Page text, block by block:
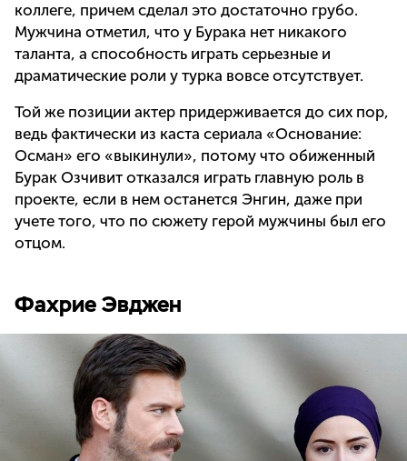
коллеге, причем сделал это достаточно грубо.
Мужчина отметил, что у Бурака нет никакого
таланта, а способность играть серьезные и
драматические роли у турка вовсе отсутствует.
Той же позиции актер придерживается до сих пор,
ведь фактически из каста сериала «Основание:
Осман» его «выкинули», потому что обиженный
Бурак Озчивит отказался играть главную роль в
проекте, если в нем останется Энгин, даже при
учете того, что по сюжету герой мужчины был его
отцом.
Фахрие Эвджен